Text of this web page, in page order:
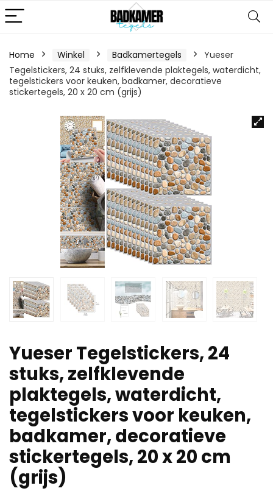
Home Winkel Badkamertegels
Yueser
Tegelstickers, 24 stuks, zelfklevende plaktegels, waterdicht,
tegelstickers voor keuken, badkamer, decoratieve
stickertegels, 20 x 20 cm (grijs)
Yueser Tegelstickers, 24
stuks, zelfklevende
plaktegels, waterdicht,
tegelstickers voor keuken,
badkamer, decoratieve
stickertegels, 20 x 20 cm
(grijs)